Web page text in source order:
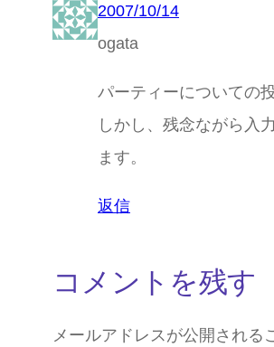
2007/10/14
ogata
パーティーについての
しかし、残念ながら入
ます。
返信
コメントを残す
メールアドレスが公開される